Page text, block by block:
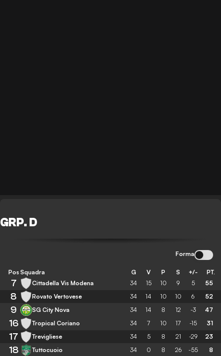
GRP. D
Forma
Pos Squadra G V P S +/- PT.
7 Cittadella Vis Modena 34 15 10 9 5 55
8 Rovato Vertovese 34 14 10 10 6 52
9 SG City Nova 34 14 8 12 -3 47
16 Tropical Coriano 34 7 10 17 -15 31
17 Trevigliese 34 5 8 21 -29 23
18 Tuttocuoio 34 0 8 26 -55 8